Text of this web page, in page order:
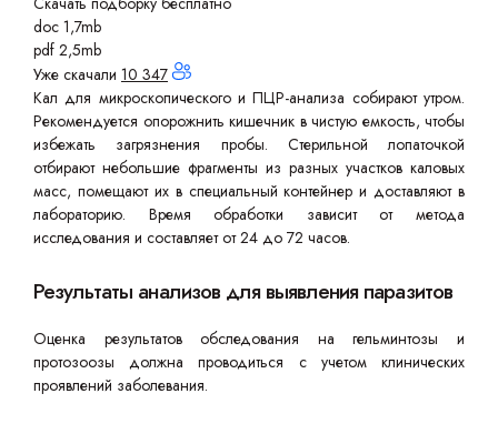
doc 1,7mb
pdf 2,5mb
Уже скачали 10 347
Кал для микроскопического и ПЦР-анализа собирают утром.
Рекомендуется опорожнить кишечник в чистую емкость, чтобы
избежать загрязнения пробы. Стерильной лопаточкой
отбирают небольшие фрагменты из разных участков каловых
масс, помещают их в специальный контейнер и доставляют в
лабораторию. Время обработки зависит от метода
исследования и составляет от 24 до 72 часов.
Результаты анализов для выявления паразитов
Оценка результатов обследования на гельминтозы и
протозоозы должна проводиться с учетом клинических
проявлений заболевания.